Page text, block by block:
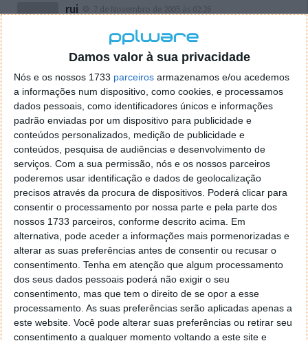
Damos valor à sua privacidade
Nós e os nossos 1733 parceiros armazenamos e/ou acedemos
a informações num dispositivo, como cookies, e processamos
dados pessoais, como identificadores únicos e informações
padrão enviadas por um dispositivo para publicidade e
conteúdos personalizados, medição de publicidade e
conteúdos, pesquisa de audiências e desenvolvimento de
serviços. Com a sua permissão, nós e os nossos parceiros
poderemos usar identificação e dados de geolocalização
precisos através da procura de dispositivos. Poderá clicar para
consentir o processamento por nossa parte e pela parte dos
nossos 1733 parceiros, conforme descrito acima. Em
alternativa, pode aceder a informações mais pormenorizadas e
alterar as suas preferências antes de consentir ou recusar o
consentimento. Tenha em atenção que algum processamento
dos seus dados pessoais poderá não exigir o seu
consentimento, mas que tem o direito de se opor a esse
processamento. As suas preferências serão aplicadas apenas a
este website. Você pode alterar suas preferências ou retirar seu
consentimento a qualquer momento voltando a este site e
rui
localizaçao referida n se encontra la nada k me permita por
o firefox como browser predefenido
Ja percorri o painel
tentei apagar o explorer na tentativa de forçar o uso do
firefox mas em vao. Kaso te lembres de outra dica fico
agradecido, caso contrario obrigado a mesma
Responder
Vítor M.
7 de Novembro de 2005 às 01:39
@Reporter
Desculpa mas o link funciona. Seja como for segue por mail
o MSn Messenger 8.
Responder
Vítor M.
@Rui
Tens de encontrar o que te falei. Faz da seguinte maneira,
janela iniciar e no topo dessa janela com o botão direito do
rato faz propriedades. Depois no separador Menu ‘Iniciar’
clica no botão ‘Personalizar’ aí encontrarás no separador